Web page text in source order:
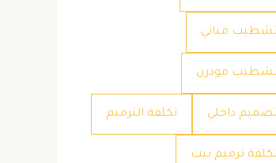
تشطيب مباني
تشطيب مودرن
تصميم داخلي تكلفة الترميم
تكلفة ترميم بيت